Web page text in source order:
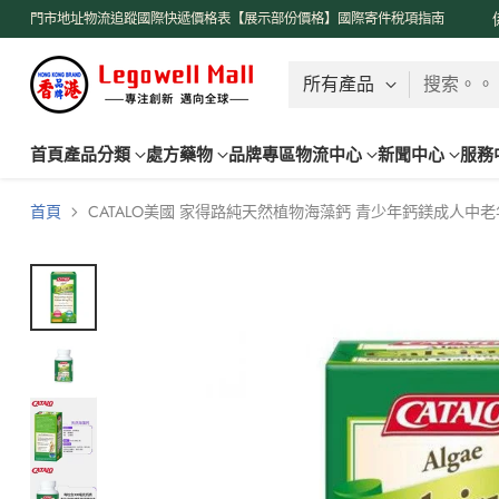
門市地址物流追蹤國際快遞價格表【展示部份價格】 國際寄件稅項指南
了解更多
搜索。
首頁產品分類 處方藥物 品牌專區物流中心 新聞中心 服務
首頁 CATALO美國 家得路純天然植物海藻鈣 青少年鈣鎂成人中